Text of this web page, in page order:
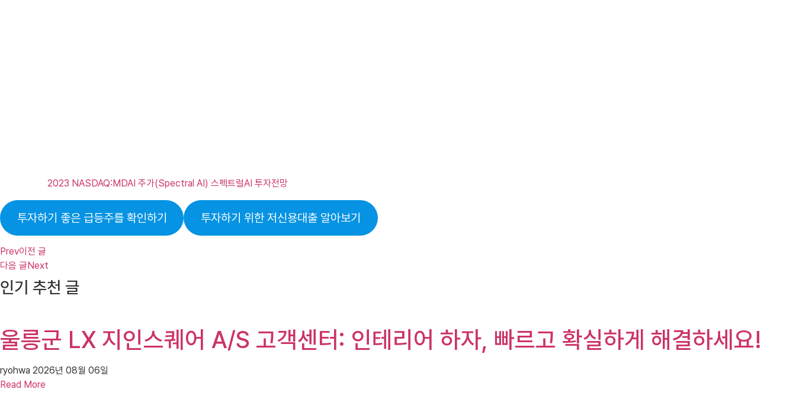
2023 NASDAQ:MDAI 주가(Spectral AI) 스펙트럴AI 투자전망
투자하기 좋은 급등주를 확인하기 투자하기 위한 저신용대출 알아보기
Prev이전 글
다음 글Next
인기 추천 글
울릉군 LX 지인스퀘어 A/S 고객센터: 인테리어 하자, 빠르고 확실하게 해결하세요!
ryohwa 2026년 08월 06일
Read More